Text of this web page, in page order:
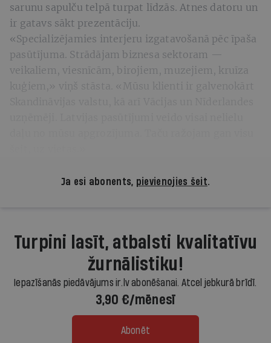
sarunu sapulču telpā turpat līdzās. Atnes datoru un
ir gatavs sākt prezentāciju.
«Specializējamies interjeru izgatavošanā pēc īpaša
pasūtījuma. Strādājam biznesa sektoram —
veikaliem, viesnīcām, birojiem, muzejiem, kruīza
kuģiem,» viņš stāsta. «Mūsu klienti ir galvenokārt
Ja esi abonents, pievienojies šeit.
Turpini lasīt, atbalsti kvalitatīvu
žurnālistiku!
Iepazīšanās piedāvājums ir.lv abonēšanai. Atcel jebkurā brīdī.
3,90 €/mēnesī
Abonēt